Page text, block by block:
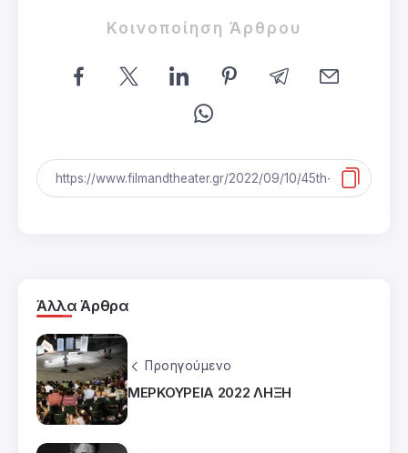
Κοινοποίηση Άρθρου
Άλλα Άρθρα
Προηγούμενο
ΜΕΡΚΟΥΡΕΙΑ 2022 ΛΗΞΗ